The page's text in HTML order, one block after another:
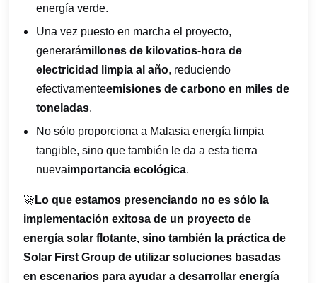
energía verde.
Una vez puesto en marcha el proyecto,
generarámillones de kilovatios-hora de
electricidad limpia al año, reduciendo
efectivamenteemisiones de carbono en miles de
toneladas.
No sólo proporciona a Malasia energía limpia
tangible, sino que también le da a esta tierra
nuevaimportancia ecológica.
🚀Lo que estamos presenciando no es sólo la
implementación exitosa de un proyecto de
energía solar flotante, sino también la práctica de
Solar First Group de utilizar soluciones basadas
en escenarios para ayudar a desarrollar energía